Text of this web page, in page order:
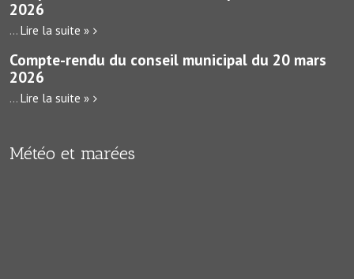
2026
... Lire la suite »
Compte-rendu du conseil municipal du 20 mars
2026
... Lire la suite »
Météo et marées